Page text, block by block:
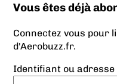
Vous êtes déjà
Connectez vous pour
d'Aerobuzz.fr.
Identifiant ou adresse